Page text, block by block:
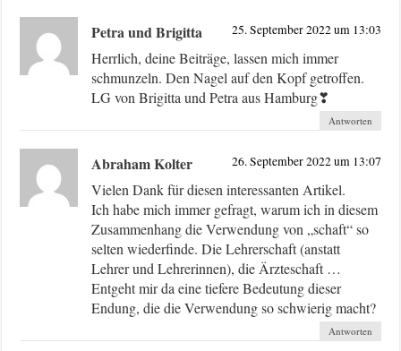
Petra und Brigitta 25. September 2022 um 13:03
Herrlich, deine Beiträge, lassen mich immer
schmunzeln. Den Nagel auf den Kopf getroffen.
LG von Brigitta und Petra aus Hamburg❣
Antworten
Abraham Kolter 26. September 2022 um 13:07
Vielen Dank für diesen interessanten Artikel.
Ich habe mich immer gefragt, warum ich in diesem
Zusammenhang die Verwendung von „schaft“ so
selten wiederfinde. Die Lehrerschaft (anstatt
Lehrer und Lehrerinnen), die Ärzteschaft …
Entgeht mir da eine tiefere Bedeutung dieser
Endung, die die Verwendung so schwierig macht?
Antworten